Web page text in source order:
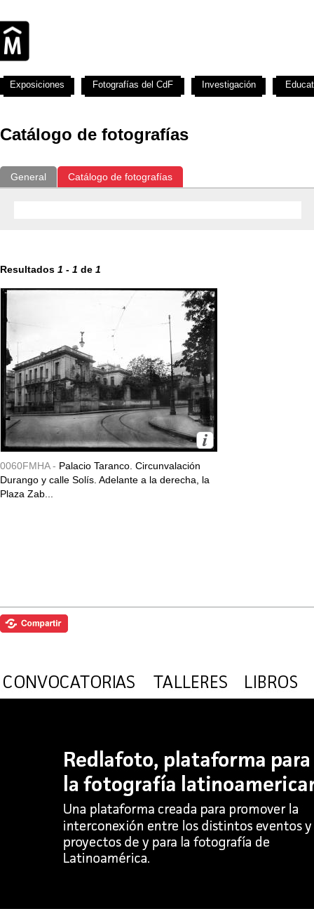
Catálogo de fotografías
General Catálogo de fotografías
Resultados 1 - 1 de 1
0060FMHA - Palacio Taranco. Circunvalación
Durango y calle Solís. Adelante a la derecha, la
Plaza Zab...
Exposiciones Fotografías del CdF Investigación